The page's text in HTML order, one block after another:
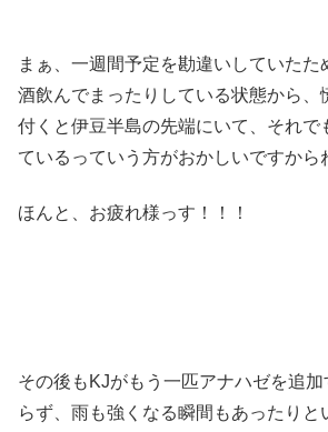
まぁ、一週間予定を勘違いしていたた
酒飲んでまったりしている状態から、
付くと伊豆半島の先端にいて、それで
ているっていう方がおかしいですから
ほんと、お疲れ様っす！！！
その後もKJがもう一匹アナハゼを追加
らず、雨も強くなる瞬間もあったりと